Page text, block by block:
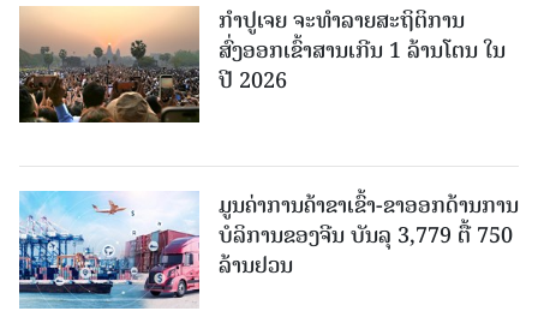
ກຳປູເຈຍ ຈະທຳລາຍສະຖິຕິການ
ສົ່ງອອກເຂົ້າສານເກີນ 1 ລ້ານໂຕນ ໃນ
ປີ 2026
ມູນຄ່າການຄ້າຂາເຂົ້າ-ຂາອອກດ້ານການ
ບໍລິການຂອງຈີນ ບັນລຸ 3,779 ຕື້ 750
ລ້ານຢວນ